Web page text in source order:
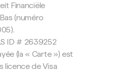
Financiële
(numéro
ID # 2639252
(la « Carte ») est
licence de Visa